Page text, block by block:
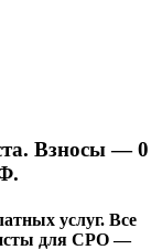
Взносы — 0
услуг. Все
для СРО —